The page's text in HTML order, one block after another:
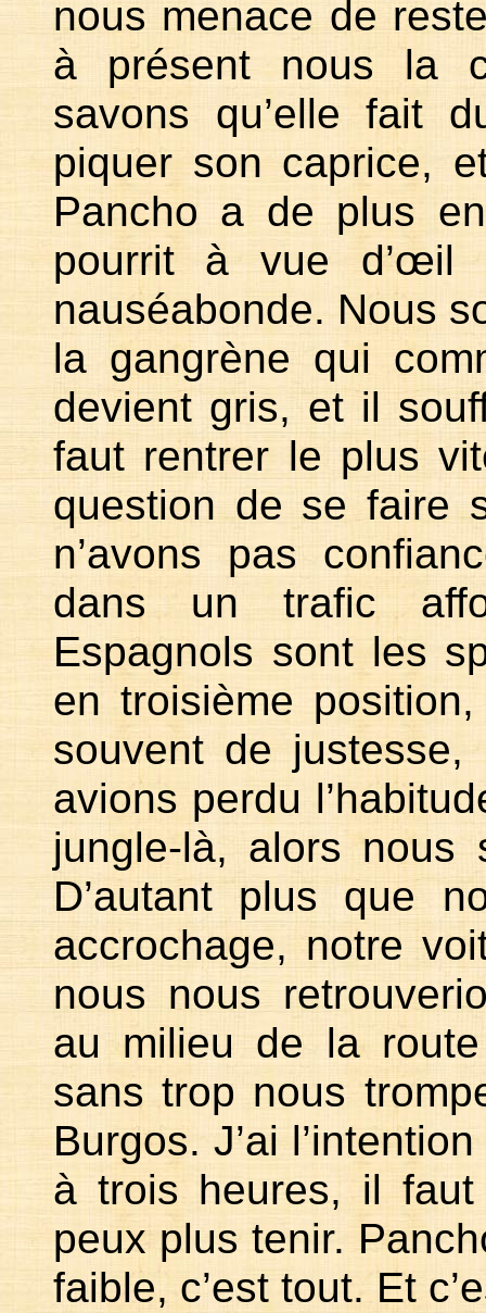
nous menace de
à présent nous la
savons qu’elle fait
piquer son caprice,
Pancho a de plus
pourrit à vue d’œil
nauséabonde. Nous
la gangrène qui
devient gris, et il
faut rentrer le plus
question de se faire
n’avons pas
dans un trafic
Espagnols sont les
en troisième
souvent de justesse,
avions perdu
jungle-là, alors
D’autant plus que
accrochage, notre
nous nous
au milieu de la
sans trop nous
Burgos. J’ai
à trois heures, il
peux plus tenir.
faible, c’est tout. Et